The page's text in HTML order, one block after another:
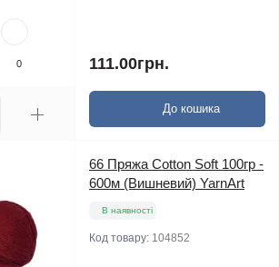
0 111.00грн.
До кошика
66 Пряжа Cotton Soft 100гр -
600м (Вишневий) YarnArt
В наявності
Код товару: 104852